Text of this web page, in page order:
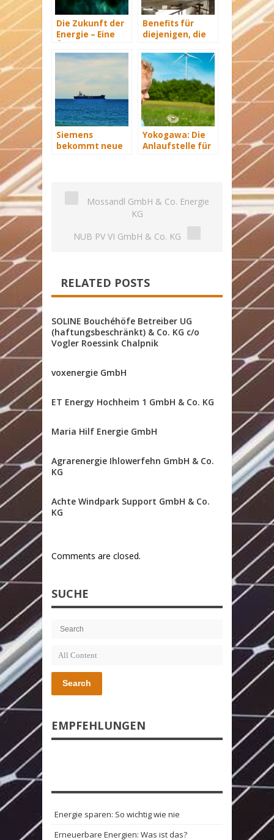
Die Zukunft der
Energie – Eine
Benefits für
diejenigen, die
sanieren
Siemens
bekommt neue
Yokogawa: Die
Anlaufstelle für
Energiemanagement
Mossandl GmbH & Co. Energie
KG
NUB PV VI GmbH & Co. KG
RELATED POSTS
SOLINE Bouchéhöfe Betreiber UG
(haftungsbeschränkt) & Co. KG c/o
Vogler Roessink Chalpnik
voxenergie GmbH
ET Energy Hochheim 1 GmbH & Co. KG
Maria Hilf Energie GmbH
Agrarenergie Ihlowerfehn GmbH & Co.
KG
Achte Windpark Support GmbH & Co.
KG
Comments are closed.
SUCHE
Search
EMPFEHLUNGEN
Energie sparen: So wichtig wie nie
Erneuerbare Energien: Was ist das?